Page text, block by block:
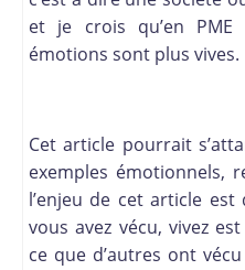
et je crois qu’en
émotions sont plus vives.
Cet article pourrait
exemples émotionnels,
l’enjeu de cet article
vous avez vécu, vivez
ce que d’autres ont